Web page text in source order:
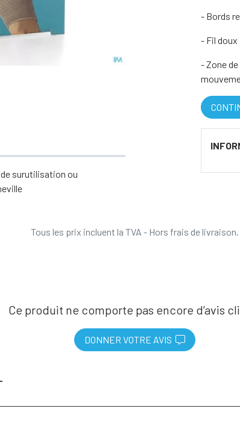
- Bords
- Fil
- Zone
surutilisation ou
Tous les prix incluent la TVA - Hors frais de livraison.
Ce produit ne comporte pas encore d’avis
DONNER VOTRE AVIS